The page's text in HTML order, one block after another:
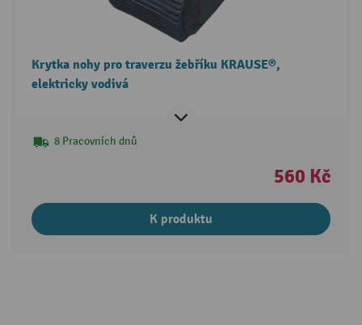
Krytka nohy pro traverzu žebříku KRAUSE®,
elektricky vodivá
8 Pracovních dnů
560 Kč
K produktu